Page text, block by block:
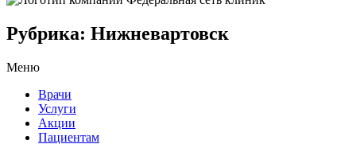
Рубрика: Нижневартовск
Меню
Врачи
Услуги
Акции
Пациентам